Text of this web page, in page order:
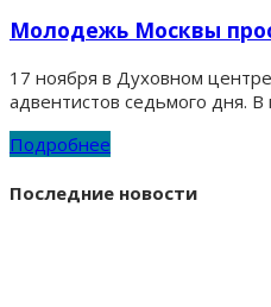
Молодежь Москвы
17 ноября в Духовном
адвентистов седьмого дня. В
Подробнее
Последние новости